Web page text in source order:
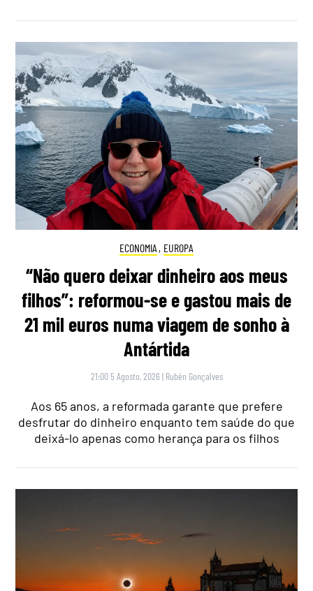
ECONOMIA , EUROPA
“Não quero deixar dinheiro aos meus
filhos”: reformou-se e gastou mais de
21 mil euros numa viagem de sonho à
Antártida
21:00 5 Agosto, 2026 | Rubén Gonçalves
Aos 65 anos, a reformada garante que prefere
desfrutar do dinheiro enquanto tem saúde do que
deixá-lo apenas como herança para os filhos